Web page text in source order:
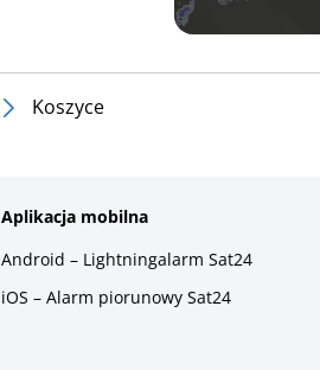
Koszyce
Aplikacja mobilna
Android – Lightningalarm Sat24
iOS – Alarm piorunowy Sat24